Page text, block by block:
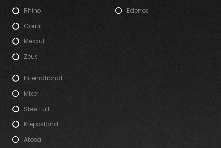
Rhino
Coriat
Mexcut
Zeus
Edenox
International
Mixer
Steel Full
Kreppsland
Atosa